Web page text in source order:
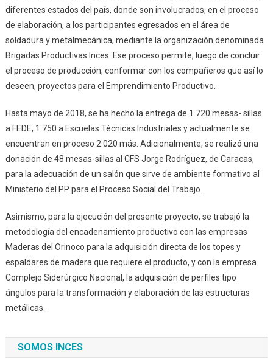
diferentes estados del país, donde son involucrados, en el proceso
de elaboración, a los participantes egresados en el área de
soldadura y metalmecánica, mediante la organización denominada
Brigadas Productivas Inces. Ese proceso permite, luego de concluir
el proceso de producción, conformar con los compañeros que así lo
deseen, proyectos para el Emprendimiento Productivo.
Hasta mayo de 2018, se ha hecho la entrega de 1.720 mesas- sillas
a FEDE, 1.750 a Escuelas Técnicas Industriales y actualmente se
encuentran en proceso 2.020 más. Adicionalmente, se realizó una
donación de 48 mesas-sillas al CFS Jorge Rodríguez, de Caracas,
para la adecuación de un salón que sirve de ambiente formativo al
Ministerio del PP para el Proceso Social del Trabajo.
Asimismo, para la ejecución del presente proyecto, se trabajó la
metodología del encadenamiento productivo con las empresas
Maderas del Orinoco para la adquisición directa de los topes y
espaldares de madera que requiere el producto, y con la empresa
Complejo Siderúrgico Nacional, la adquisición de perfiles tipo
ángulos para la transformación y elaboración de las estructuras
metálicas.
SOMOS INCES